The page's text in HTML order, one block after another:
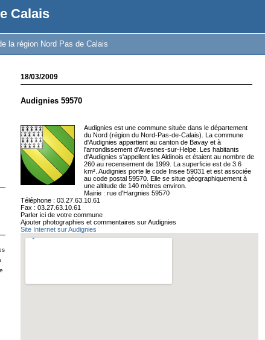
Calais
la région Nord Pas de Calais
18/03/2009
Audignies 59570
Audignies est une commune située dans le département
du Nord (région du Nord-Pas-de-Calais). La commune
d'Audignies appartient au canton de Bavay et à
l'arrondissement d'Avesnes-sur-Helpe. Les habitants
d'Audignies s'appellent les Aldinois et étaient au nombre de
260 au recensement de 1999. La superficie est de 3.6
km². Audignies porte le code Insee 59031 et est associée
au code postal 59570. Elle se situe géographiquement à
une altitude de 140 mètres environ.
Mairie : rue d'Hargnies 59570
Téléphone : 03.27.63.10.61
Fax : 03.27.63.10.61
Parler ici de votre commune
Ajouter photographies et commentaires sur Audignies
Site Internet sur Audignies